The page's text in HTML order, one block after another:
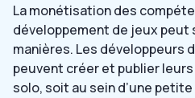
La monétisation des
développement de jeux
manières. Les développeurs
peuvent créer et publier
solo, soit au sein d’une